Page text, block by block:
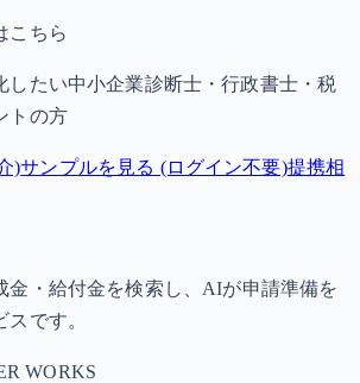
こちら
したい中小企業診断士・行政書士・税
トの方
)サンプルを見る (ログイン不要)提携相
金・給付金を検索し、AIが申請準備を
です。
WORKS